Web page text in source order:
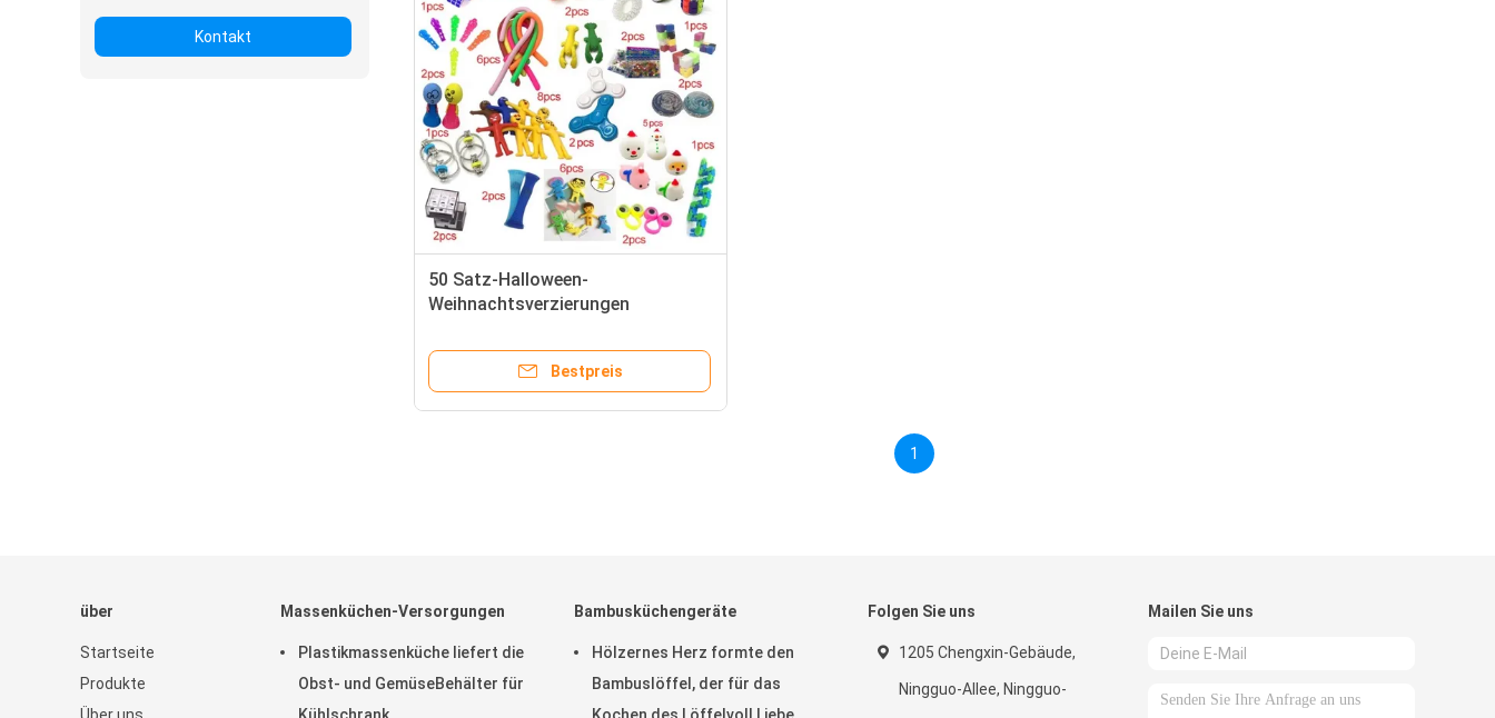
Kontakt
50 Satz-Halloween-
Weihnachtsverzierungen
Spielwaren-Satz
Bestpreis
1
über
Startseite
Produkte
Massenküchen-Versorgungen
Plastikmassenküche liefert die
Obst- und GemüseBehälter für
Bambusküchengeräte
Hölzernes Herz formte den
Bambuslöffel, der für das
Folgen Sie uns
1205 Chengxin-Gebäude,
Ningguo-Allee, Ningguo-
Mailen Sie uns